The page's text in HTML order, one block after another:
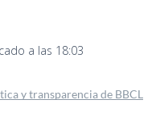
a las 18:03
y transparencia de BBCL